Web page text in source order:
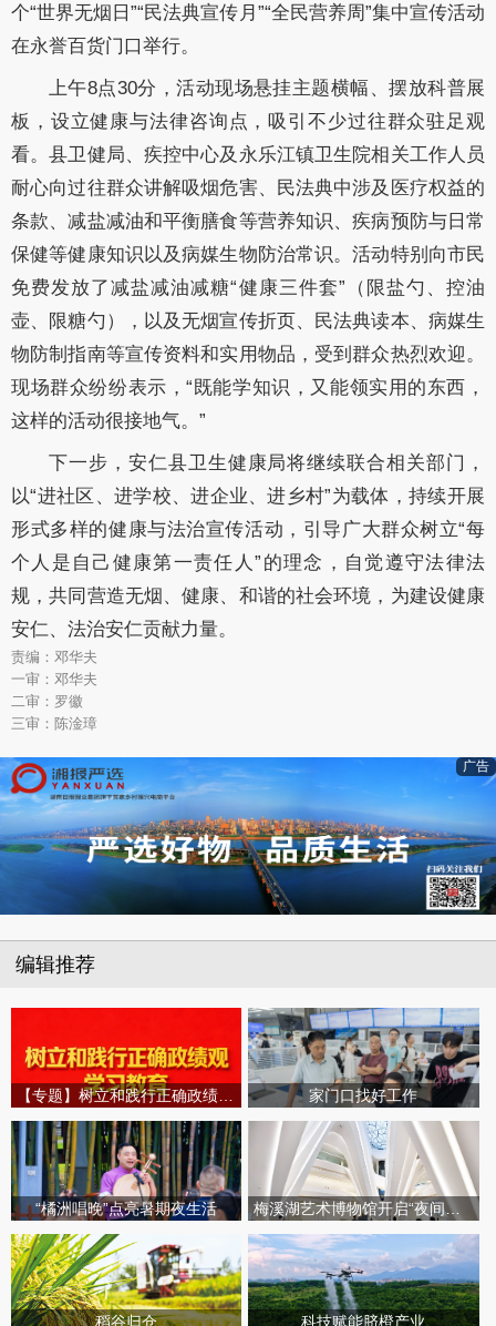
个“世界无烟日”“民法典宣传月”“全民营养周”集中宣传活动
在永誉百货门口举行。
上午8点30分，活动现场悬挂主题横幅、摆放科普展
板，设立健康与法律咨询点 ， 吸引不少过往群众驻足观
看。县卫健局、疾控中心及永乐江镇卫生院相关工作人员
耐心向过往群众讲解吸烟危害、民法典中涉及医疗权益的
条款、减盐减油和平衡膳食等营养知识 、疾病预防与日常
保健等健康知识以及病媒生物防治常识 。活动特别向市民
免费发放了减盐减油减糖“健康三件套”（限盐勺、控油
壶、 限糖勺），以及无烟宣传折页、民法典读本、病媒生
物防制指南等宣传资料和实用物品，受到群众热烈欢迎。
现场群众纷纷表示，“既能学知识，又能领实用的东西，
这样的活动很接地气。”
下一步， 安仁县卫生健康局将继续联合相关部门，
以“进社区、进学校、进企业、进乡村”为载体，持续开展
形式多样的健康与法治宣传活动，引导广大群众树立“每
个人是自己健康第一责任人”的理念，自觉遵守法律法
规，共同营造无烟、健康、和谐的社会环境，为建设健康
安仁、法治安仁贡献力量。
责编：邓华夫
一审：邓华夫
二审：罗徽
三审：陈淦璋
广告
编辑推荐
家门口找好工作
“橘洲唱晚”点亮暑期夜生活 梅溪湖艺术博物馆开启“夜间模式”
稻谷归仓 科技赋能脐橙产业